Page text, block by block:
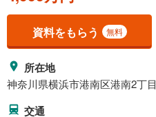
資料をもらう 無料
所在地
神奈川県横浜市港南区港南2丁目
交通